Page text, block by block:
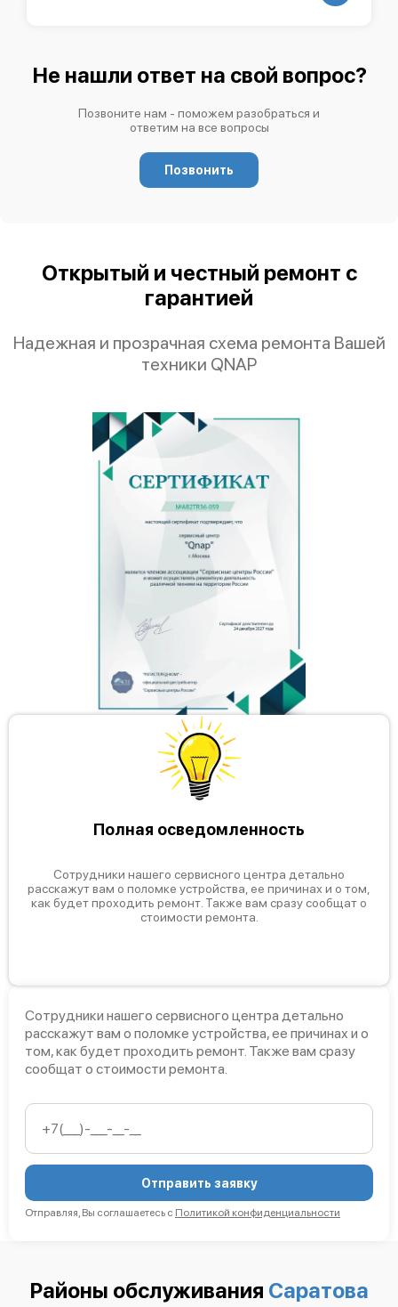
Не нашли ответ на свой вопрос?
Позвоните нам - поможем разобраться и
ответим на все вопросы
Позвонить
Открытый и честный ремонт с
гарантией
Надежная и прозрачная схема ремонта Вашей
техники QNAP
Полная осведомленность
Сотрудники нашего сервисного центра детально
расскажут вам о поломке устройства, ее причинах и о том,
как будет проходить ремонт. Также вам сразу сообщат о
стоимости ремонта.
Сотрудники нашего сервисного центра детально
расскажут вам о поломке устройства, ее причинах и о
том, как будет проходить ремонт. Также вам сразу
сообщат о стоимости ремонта.
Отправить заявку
Отправляя, Вы соглашаетесь с Политикой конфиденциальности
Районы обслуживания Саратова